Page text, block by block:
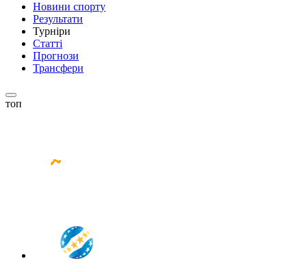
Новини спорту
Результати
Турніри
Статті
Прогнози
Трансфери
топ